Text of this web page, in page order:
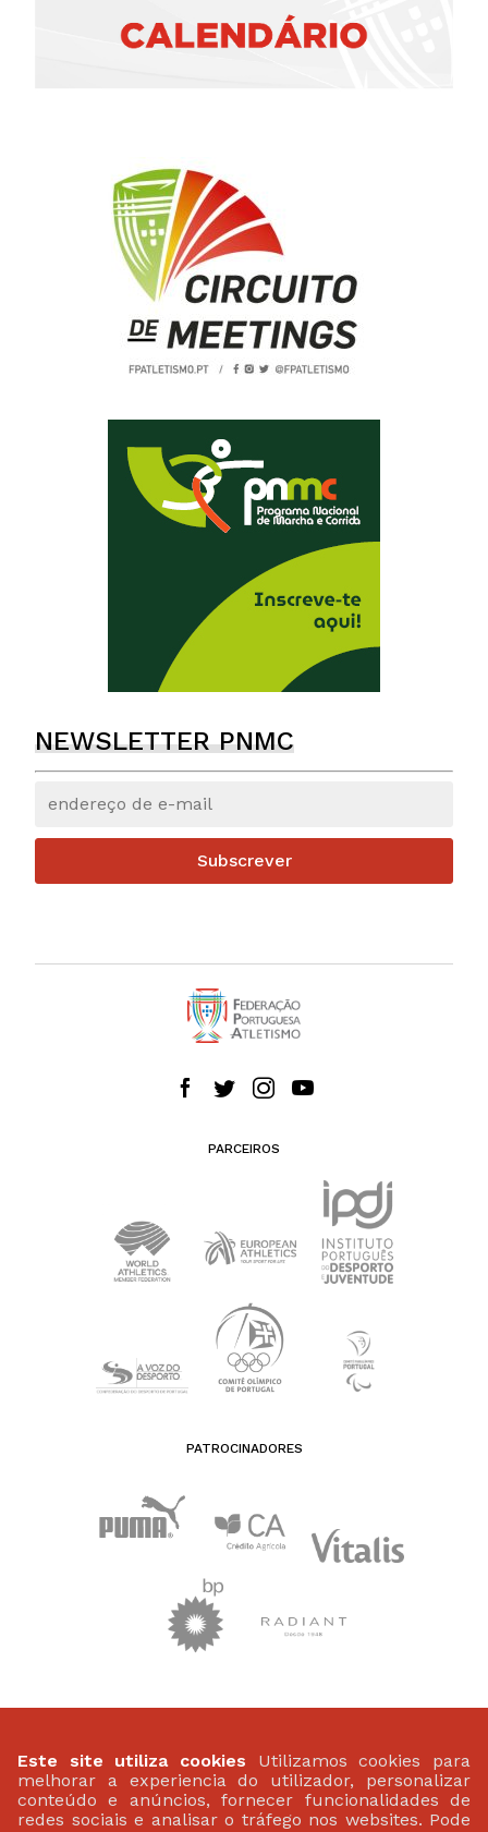
NEWSLETTER PNMC
Subscrever
PARCEIROS
PATROCINADORES
2799-538 Linda-A-Velha
(+351) 21 414 60 20
fpa@fpatletismo.pt
Este site utiliza cookies Utilizamos cookies para
melhorar a experiencia do utilizador, personalizar
conteúdo e anúncios, fornecer funcionalidades de
redes sociais e analisar o tráfego nos websites. Pode